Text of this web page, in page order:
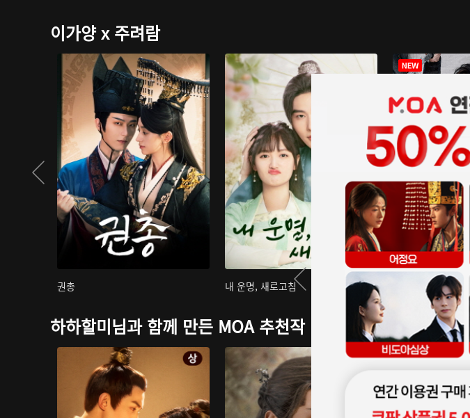
이가양 x 주려람
권총 내 운명, 새로고침
하하할미님과 함께 만든 MOA 추천작